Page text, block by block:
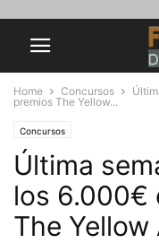
Home Concursos
premios The Yellow...
Concursos
Última
los 6.000€
The Yellow